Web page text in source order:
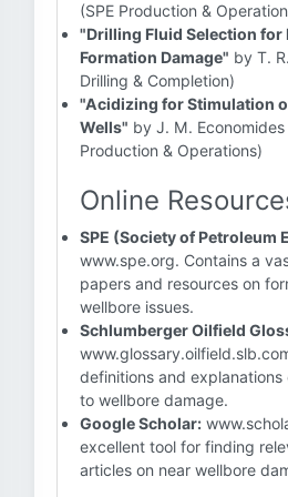
(SPE Production &
"Drilling Fluid Selection for
Formation Damage" by T.
Drilling & Completion)
"Acidizing for Stimulation
Wells" by J. M. Economides
Production & Operations)
Online
SPE (Society of Petroleum
www.spe.org. Contains a
papers and resources on
wellbore issues.
Schlumberger Oilfield
definitions and
to wellbore damage.
Google Scholar:
excellent tool for finding
articles on near wellbore